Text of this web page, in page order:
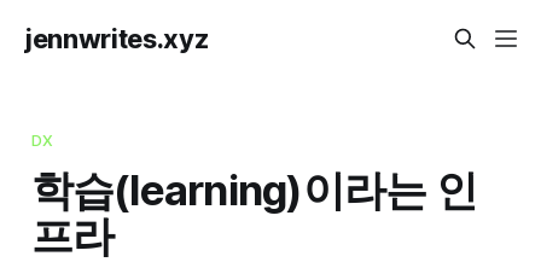
jennwrites.xyz
DX
학습(learning)이라는 인
프라